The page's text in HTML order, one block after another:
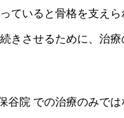
いると骨格を支え
きさせるために、治
院 での治療のみで